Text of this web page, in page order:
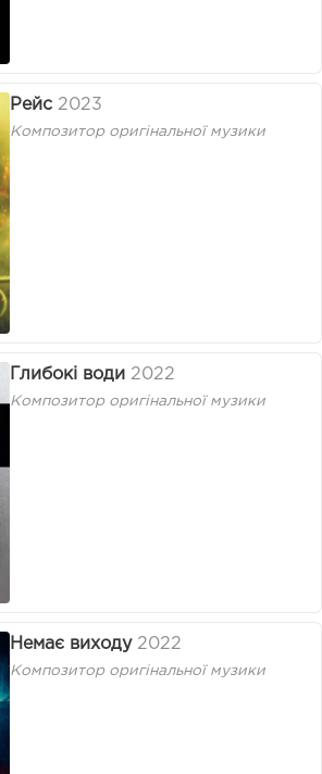
Рейс 2023
Композитор оригінальної музики
Глибокі води 2022
Композитор оригінальної музики
Немає виходу 2022
Композитор оригінальної музики